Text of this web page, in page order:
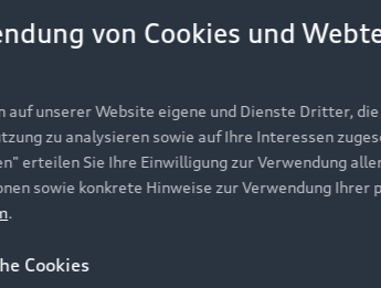
von Cookies und
auf unserer Website eigene und Dienste Dritter,
zu analysieren sowie auf Ihre Interessen
erteilen Sie Ihre Einwilligung zur Verwendung
sowie konkrete Hinweise zur Verwendung Ihrer
.
Cookies